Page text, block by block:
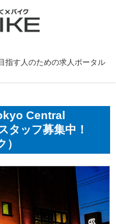
指す人のための求人ポータル
Central
タッフ募集中！